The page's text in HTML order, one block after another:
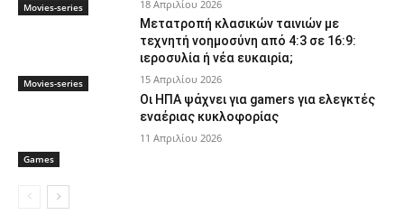
Movies-series 18 Απριλίου 2026
Movies-series
Μετατροπή κλασικών ταινιών με
τεχνητή νοημοσύνη από 4:3 σε 16:9:
ιεροσυλία ή νέα ευκαιρία;
15 Απριλίου 2026
Games
Οι ΗΠΑ ψάχνει για gamers για ελεγκτές
εναέριας κυκλοφορίας
11 Απριλίου 2026